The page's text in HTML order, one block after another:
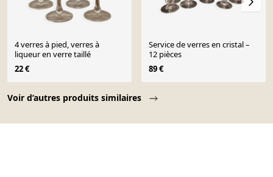
Voir d’autres produits similaires
4 verres à pied, verres à
liqueur en verre taillé
22 €
Service de verres en cristal –
12 pièces
89 €